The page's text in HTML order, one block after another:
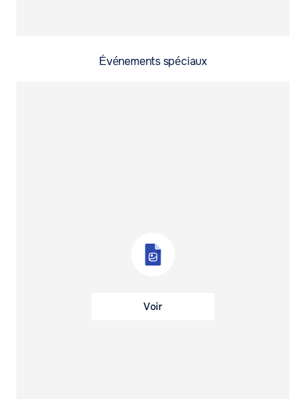
Événements spéciaux
Voir